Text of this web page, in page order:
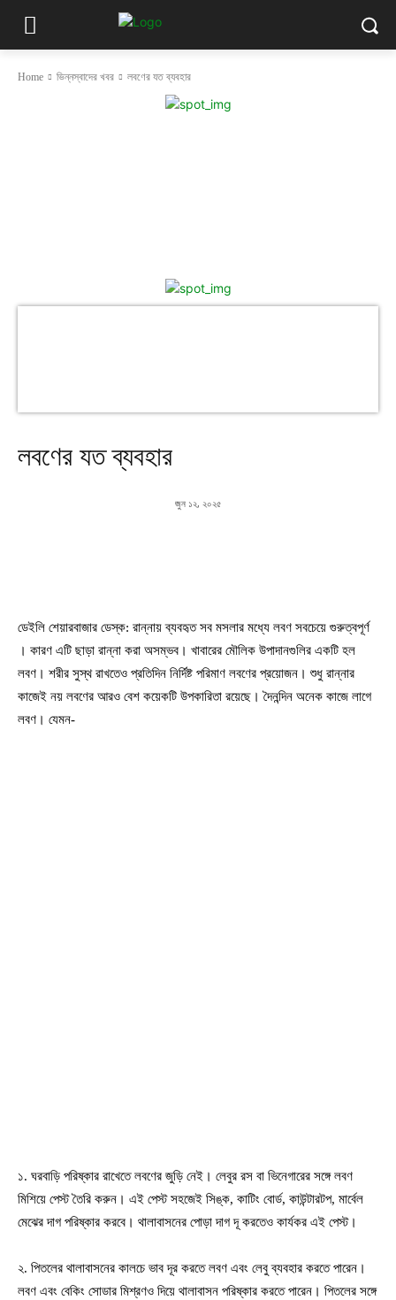
Home ভিন্নস্বাদের খবর লবণের যত ব্যবহার
লবণের যত ব্যবহার
জুন ১২, ২০২৫
ডেইলি শেয়ারবাজার ডেস্ক: রান্নায় ব্যবহৃত সব মসলার মধ্যে লবণ সবচেয়ে গুরুত্বপূর্ণ
। কারণ এটি ছাড়া রান্না করা অসম্ভব। খাবারের মৌলিক উপাদানগুলির একটি হল
লবণ। শরীর সুস্থ রাখতেও প্রতিদিন নির্দিষ্ট পরিমাণ লবণের প্রয়োজন। শুধু রান্নার
কাজেই নয় লবণের আরও বেশ কয়েকটি উপকারিতা রয়েছে। দৈনন্দিন অনেক কাজে লাগে
লবণ। যেমন-
১. ঘরবাড়ি পরিষ্কার রাখেতে লবণের জুড়ি নেই। লেবুর রস বা ভিনেগারের সঙ্গে লবণ
মিশিয়ে পেস্ট তৈরি করুন। এই পেস্ট সহজেই সিঙ্ক, কাটিং বোর্ড, কাউন্টারটপ, মার্বেল
মেঝের দাগ পরিষ্কার করবে। থালাবাসনের পোড়া দাগ দূ করতেও কার্যকর এই পেস্ট।
২. পিতলের থালাবাসনের কালচে ভাব দূর করতে লবণ এবং লেবু ব্যবহার করতে পারেন।
লবণ এবং বেকিং সোডার মিশ্রণও দিয়ে থালাবাসন পরিষ্কার করতে পারেন। পিতলের সঙ্গে